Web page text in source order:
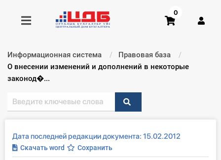
Получить консультацию
Главная ИС
Формы
0
Информационная система
Правовая база
Текущий:
О внесении изменений и дополнений в некоторые
законод�...
Дата последней редакции документа: 15.02.2012
Скачать word Сохранить